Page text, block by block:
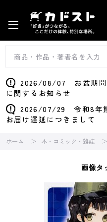
2026/08/07 お盆期間
に関するお知らせ
2026/07/29 令和8年
お届け遅延につきまして
ホーム 本・コミック・雑誌
画像タ